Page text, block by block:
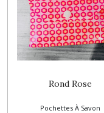
Rond Rose
Pochettes À Savon